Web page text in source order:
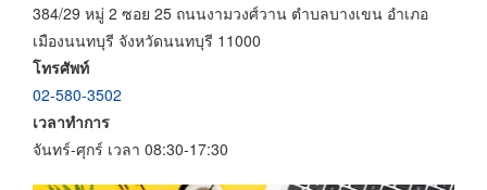
384/29 หมู่ 2 ซอย 25 ถนนงามวงศ์วาน ตำบลบางเขน อำเภอ
เมืองนนทบุรี จังหวัดนนทบุรี 11000
โทรศัพท์
02-580-3502
เวลาทำการ
จันทร์-ศุกร์ เวลา 08:30-17:30